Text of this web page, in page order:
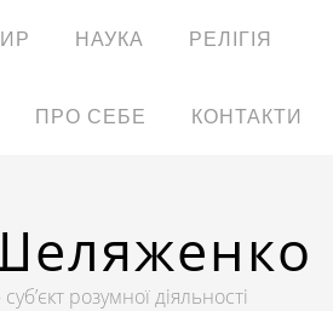
НАУКА РЕЛІГІЯ
ПРО СЕБЕ КОНТАКТИ
розумної діяльності